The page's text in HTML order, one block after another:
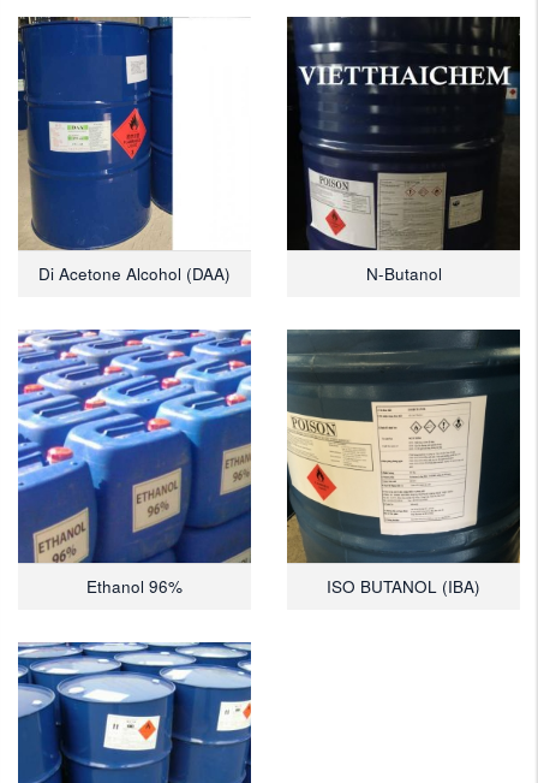
Di Acetone Alcohol (DAA) N-Butanol
Ethanol 96% ISO BUTANOL (IBA)